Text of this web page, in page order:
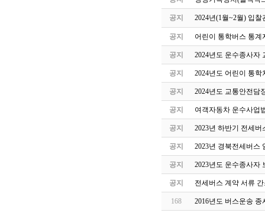
공지 2024년(1월~2월) 입
공지 어린이 통학버스 통계
공지 2024년도 운수종사자
공지 2024년도 어린이 통
공지 2024년도 교통안전담
공지 여객자동차 운수사업
공지 2023년 하반기 전세
공지 2023년 경북전세버스
공지 2023년도 운수종사자
공지 전세버스 계약 서류
168 2016년도 버스운송